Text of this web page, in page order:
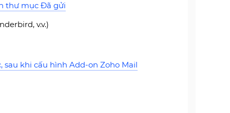
thư mục Đã gửi
v.v.)
khi cấu hình Add-on Zoho Mail